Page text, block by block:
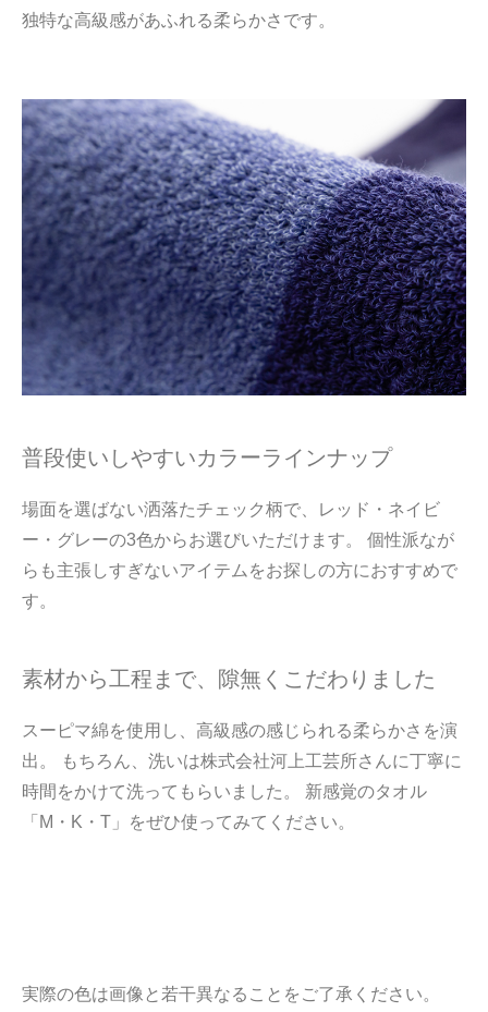
独特な高級感があふれる柔らかさです。
普段使いしやすいカラーラインナップ
場面を選ばない洒落たチェック柄で、レッド・ネイビ
ー・グレーの3色からお選びいただけます。 個性派なが
らも主張しすぎないアイテムをお探しの方におすすめで
す。
素材から工程まで、隙無くこだわりました
スーピマ綿を使用し、高級感の感じられる柔らかさを演
出。 もちろん、洗いは株式会社河上工芸所さんに丁寧に
時間をかけて洗ってもらいました。 新感覚のタオル
「M・K・T」をぜひ使ってみてください。
実際の色は画像と若干異なることをご了承ください。